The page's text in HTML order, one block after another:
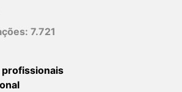
7.721